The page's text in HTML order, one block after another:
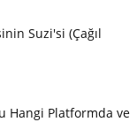
Suzi'si (Çağıl
Hangi Platformda ve